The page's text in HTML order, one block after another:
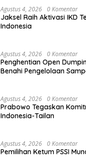
Agustus 4, 2026 0 Komentar
Jaksel Raih Aktivasi IKD
Indonesia
Agustus 4, 2026 0 Komentar
Penghentian Open
Benahi Pengelolaan
Agustus 4, 2026 0 Komentar
Prabowo Tegaskan
Indonesia-Tailan
Agustus 4, 2026 0 Komentar
Pemilihan Ketum PSSI